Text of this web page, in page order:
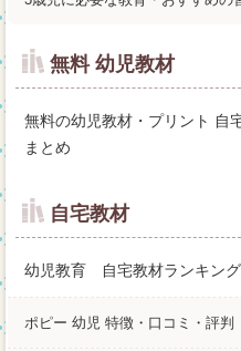
無料 幼児教材
無料の幼児教材・プリント 自
まとめ
自宅教材
幼児教育 自宅教材ランキング
ポピー 幼児 特徴・口コミ・評判